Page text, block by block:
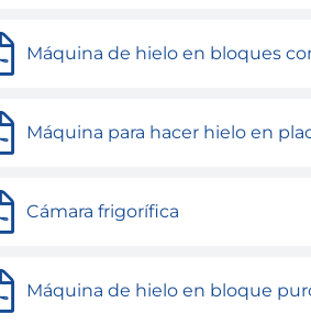
Máquina de hielo en bloques con
Máquina para hacer hielo en
Cámara frigorífica
Máquina de hielo en bloque